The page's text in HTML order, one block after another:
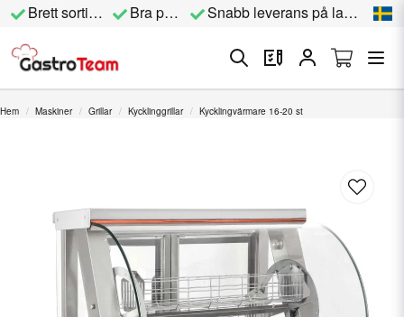
Brett sortiment Bra priser Snabb leverans på lagervara
Hem Maskiner Grillar Kycklinggrillar Kycklingvärmare 16-20 st